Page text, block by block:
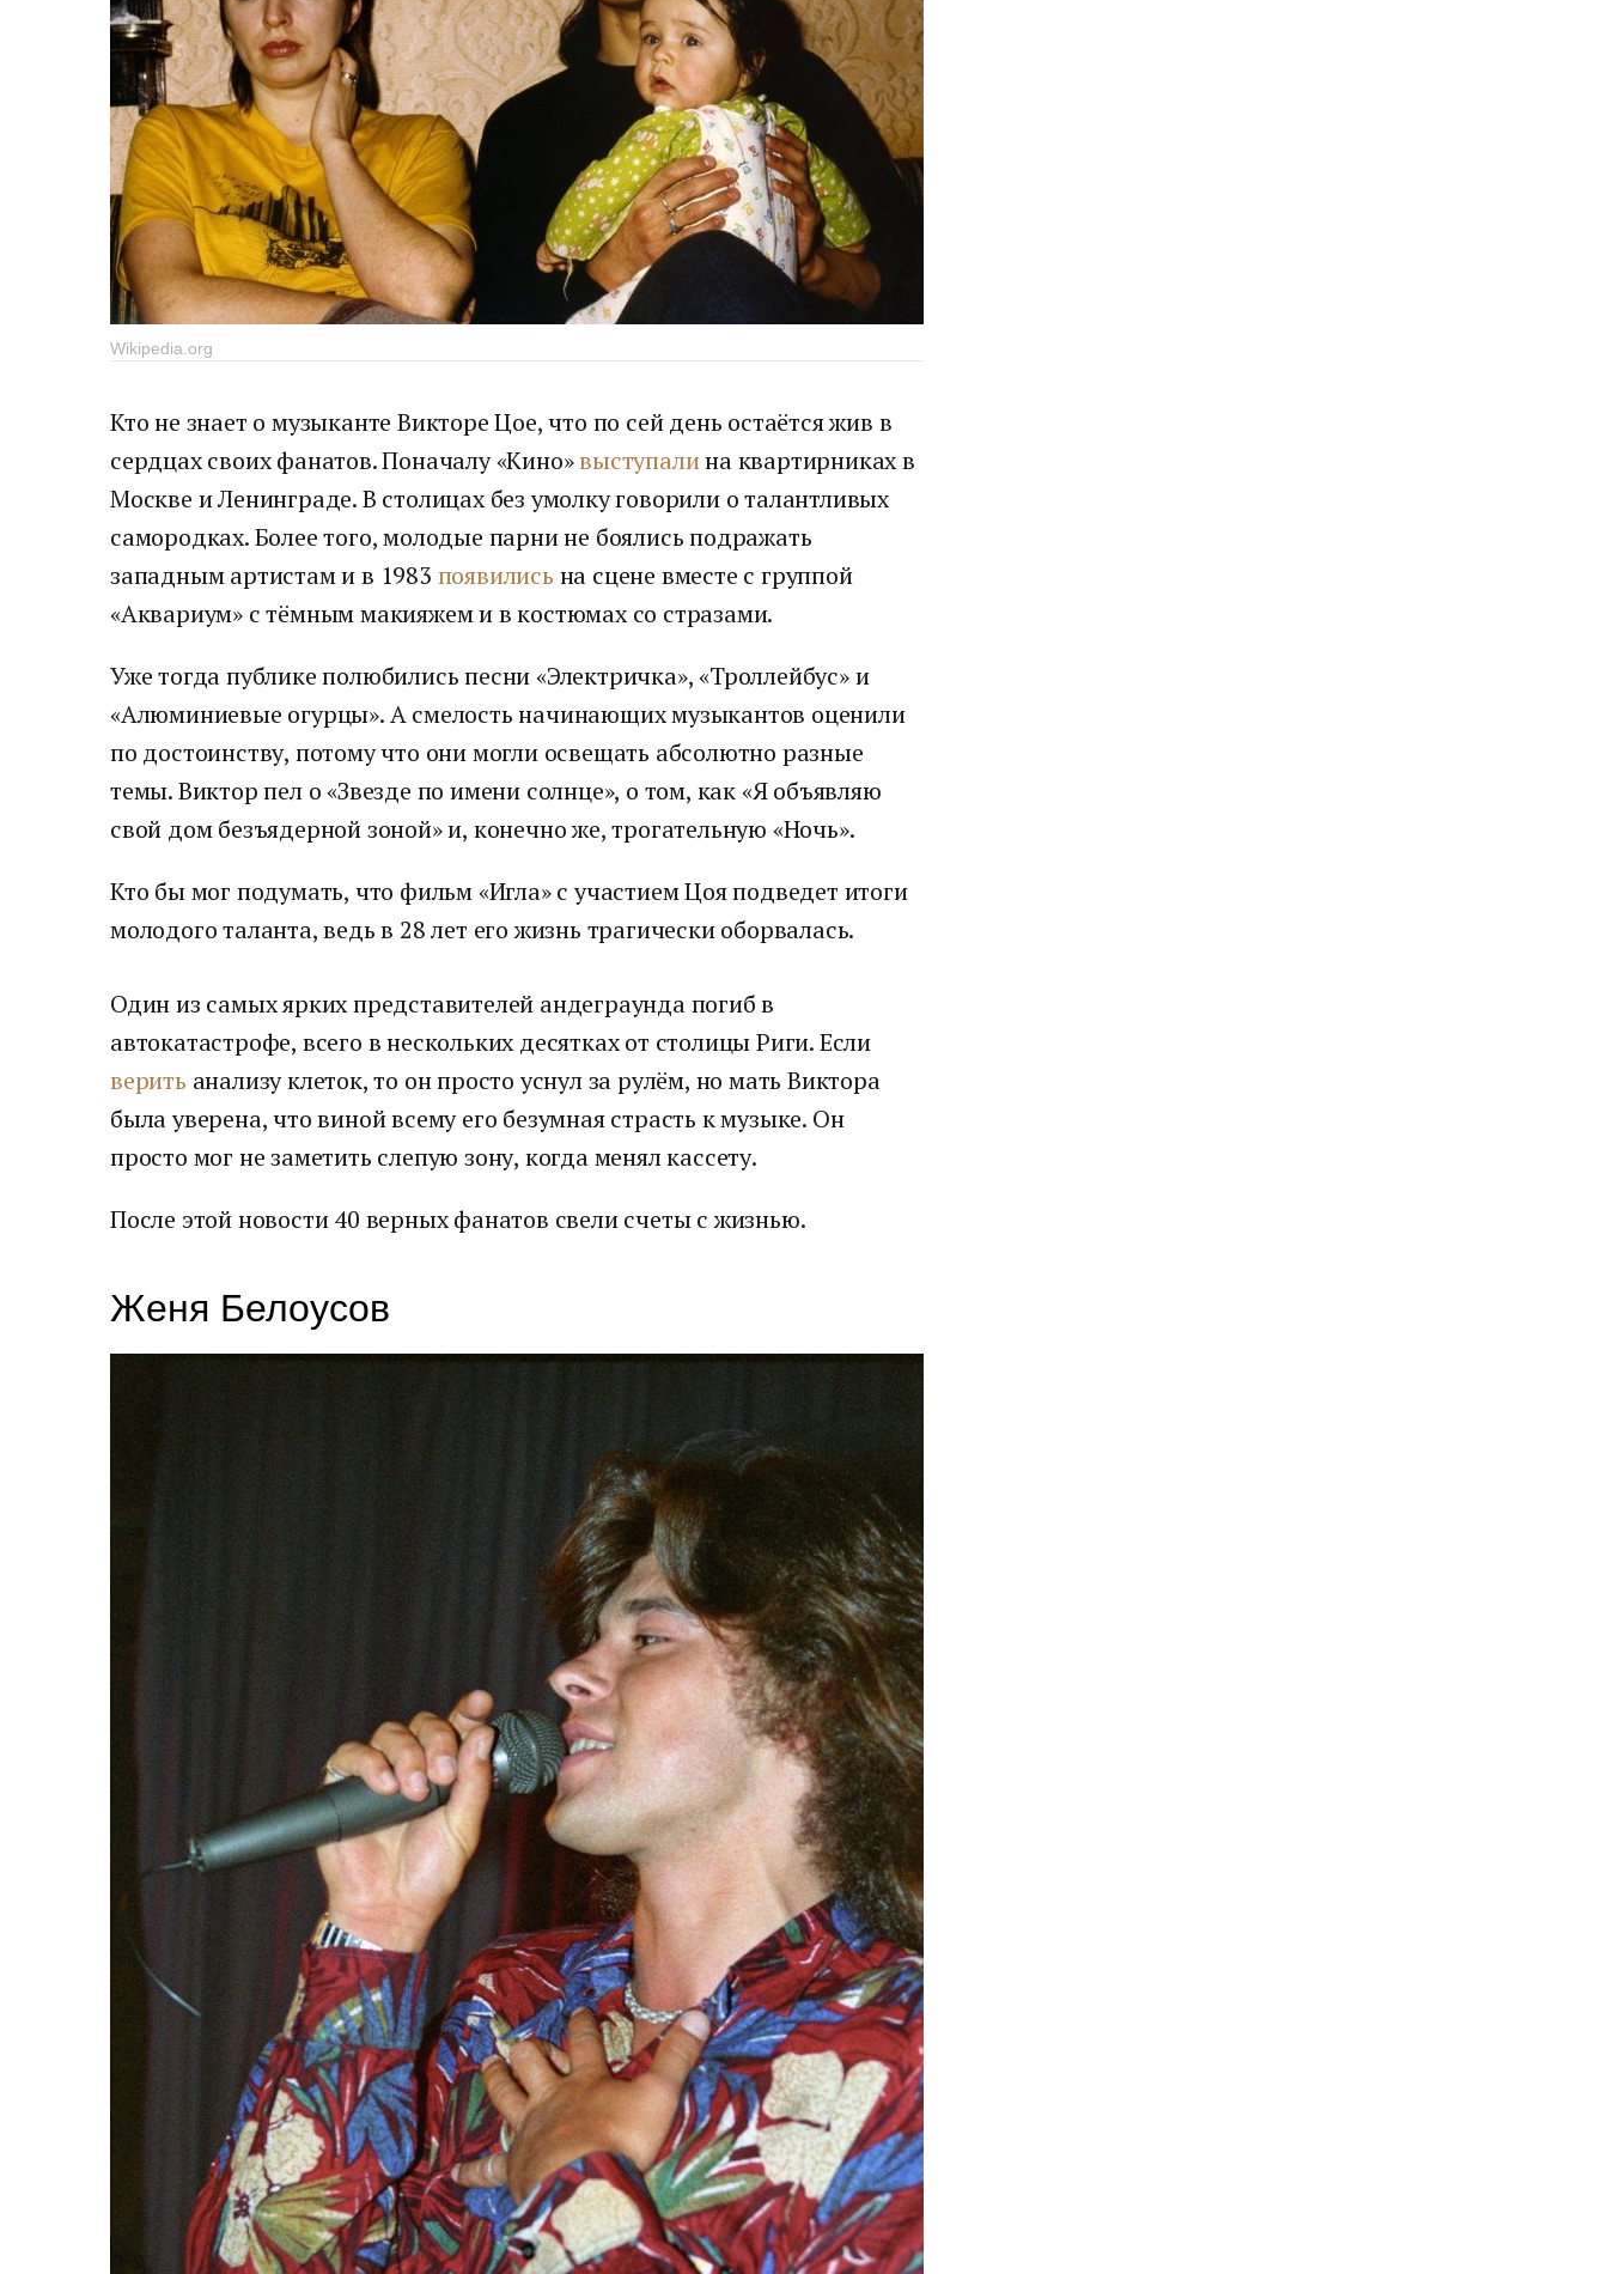
Wikipedia.org
Кто не знает о музыканте Викторе Цое, что по сей день остаётся жив в
сердцах своих фанатов. Поначалу «Кино»выступалина квартирниках в
Москве и Ленинграде. В столицах без умолку говорили о талантливых
самородках. Более того, молодые парни не боялись подражать
западным артистам и в 1983 появились на сцене вместе с группой
«Аквариум» с тёмным макияжем и в костюмах со стразами.
Уже тогда публике полюбились песни «Электричка», «Троллейбус» и
«Алюминиевые огурцы». А смелость начинающих музыкантов оценили
по достоинству, потому что они могли освещать абсолютно разные
темы. Виктор пел о «Звезде по имени солнце», о том, как «Я объявляю
свой дом безъядерной зоной» и, конечно же, трогательную «Ночь».
Кто бы мог подумать, что фильм «Игла» с участием Цоя подведет итоги
молодого таланта, ведь в 28 лет его жизнь трагически оборвалась.
Один из самых ярких представителей андеграунда погиб в
автокатастрофе, всего в нескольких десятках от столицы Риги. Если
верить анализу клеток, то он просто уснул за рулём, но мать Виктора
была уверена, что виной всему его безумная страсть к музыке. Он
просто мог не заметить слепую зону, когда менял кассету.
После этой новости 40 верных фанатов свели счеты с жизнью.
Женя Белоусов